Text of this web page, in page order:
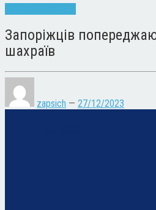
Запоріжців
шахраїв
zapsich — 27/12/2023